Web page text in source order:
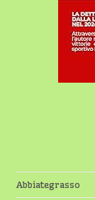
Abbiategrasso